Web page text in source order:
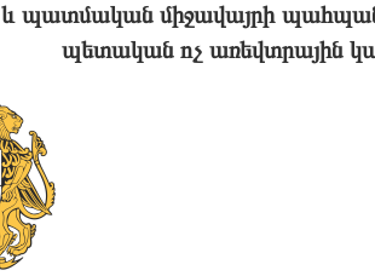
և պատմական միջավայրի
պետական ոչ առեվտրային